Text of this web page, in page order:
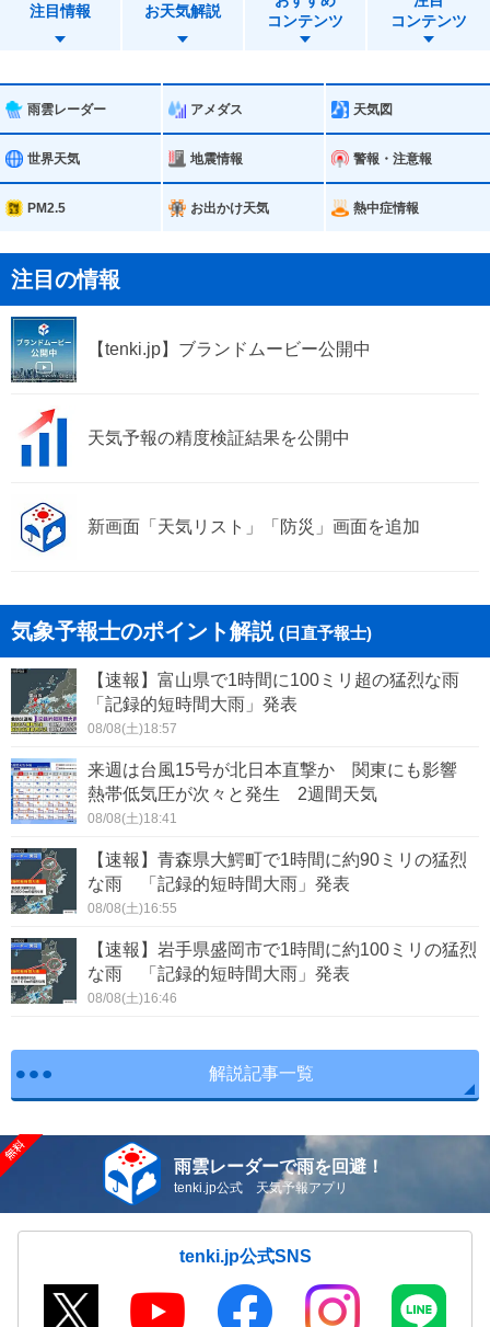
名古屋市西区 名古屋市中村区
名古屋市瑞穂区 名古屋市熱田区
名古屋市中川区 名古屋市港区
名古屋市南区 名古屋市守山区
名古屋市緑区 名古屋市名東区
一宮市 瀬戸市
津島市 碧南市
安城市
江南市 小牧市
稲沢市 東海市
知立市 尾張旭市
豊明市 日進市
愛西市 清須市
北名古屋市
豊山町 大口町
大治町
阿久比町 東浦町
注目情報 お天気解説
コンテンツ
コンテンツ
雨雲レーダー アメダス 天気図
世界天気 地震情報 警報・注意報
PM2.5 お出かけ天気 熱中症情報
注目の情報
【tenki.jp】ブランドムービー公開中
天気予報の精度検証結果を公開中
新画面「天気リスト」「防災」画面を追加
気象予報士のポイント解説 (日直予報士)
【速報】富山県で1時間に100ミリ超の猛烈な雨
「記録的短時間大雨」発表
08/08(土)18:57
来週は台風15号が北日本直撃か 関東にも影響
熱帯低気圧が次々と発生 2週間天気
08/08(土)18:41
【速報】青森県大鰐町で1時間に約90ミリの猛烈
な雨 「記録的短時間大雨」発表
08/08(土)16:55
【速報】岩手県盛岡市で1時間に約100ミリの猛烈
な雨 「記録的短時間大雨」発表
08/08(土)16:46
解説記事一覧
雨雲レーダーで雨を回避！
tenki.jp公式 天気予報アプリ
tenki.jp公式SNS